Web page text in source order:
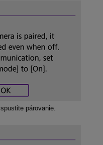
spustite párovanie.